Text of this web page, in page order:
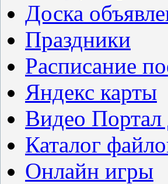
Доска
Праздники
Расписание
Яндекс карты
Видео
Каталог
Онлайн игры